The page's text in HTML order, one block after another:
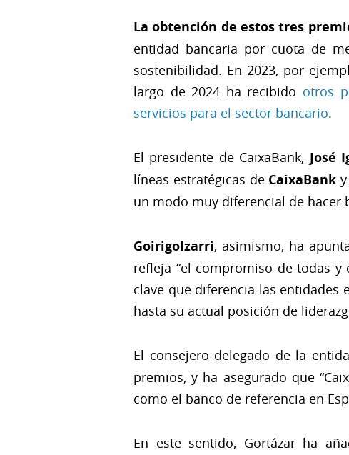
La obtención de estos tres
entidad bancaria por cuota de
sostenibilidad. En 2023, por
largo de 2024 ha recibido otros
servicios para el sector bancario.
El presidente de CaixaBank, José
líneas estratégicas de CaixaBank
un modo muy diferencial de hacer
Goirigolzarri, asimismo, ha
refleja “el compromiso de todas
clave que diferencia las entidades
hasta su actual posición de
El consejero delegado de la
premios, y ha asegurado que
como el banco de referencia en
En este sentido, Gortázar ha